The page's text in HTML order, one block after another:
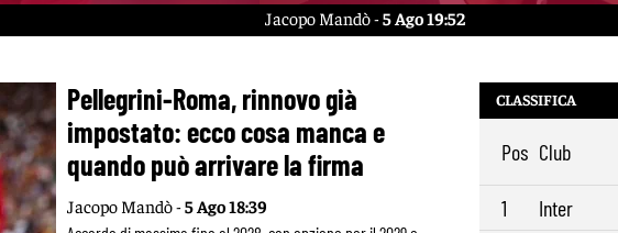
Jacopo Mandò -5 Ago 19:52
Pellegrini-Roma, rinnovo già
impostato: ecco cosa manca e
quando può arrivare la firma
Jacopo Mandò -5 Ago 18:39
CLASSIFICA
Pos Club
1 Inter